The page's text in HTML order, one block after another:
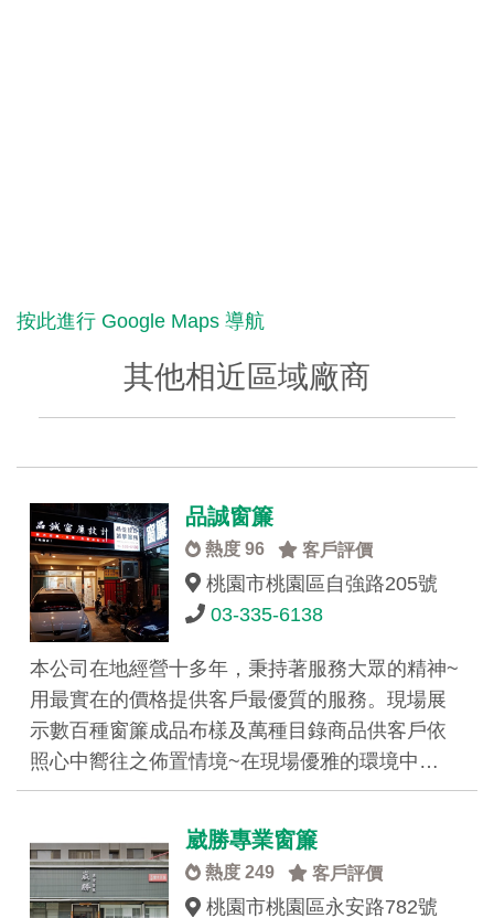
按此進行 Google Maps 導航
其他相近區域廠商
品誠窗簾
熱度 96 客戶評價
桃園市桃園區自強路205號
03-335-6138
本公司在地經營十多年，秉持著服務大眾的精神~
用最實在的價格提供客戶最優質的服務。現場展
示數百種窗簾成品布樣及萬種目錄商品供客戶依
照心中嚮往之佈置情境~在現場優雅的環境中…
崴勝專業窗簾
熱度 249 客戶評價
桃園市桃園區永安路782號